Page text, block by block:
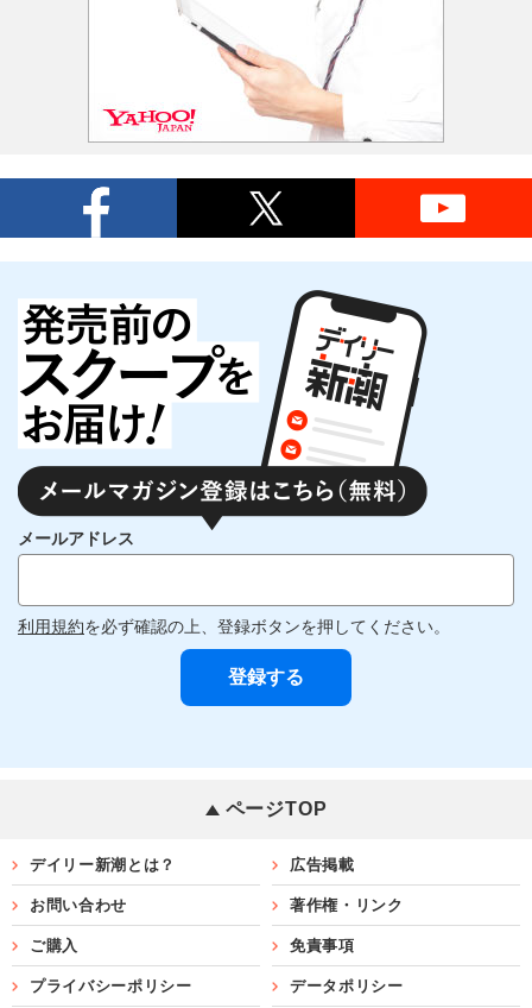
メールアドレス
利用規約を必ず確認の上、登録ボタンを押してください。
ページTOP
デイリー新潮とは？ 広告掲載
お問い合わせ 著作権・リンク
ご購入 免責事項
プライバシーポリシー データポリシー